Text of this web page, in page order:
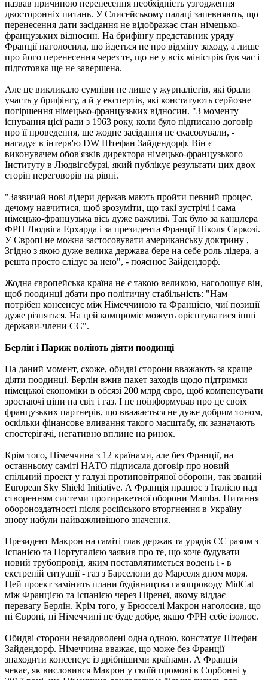
назвав причиною перенесення необхідність узгодження
двосторонніх питань. У Єлисейському палаці запевняють, що
перенесення дати засідання не відображає стан німецько-
французьких відносин. На брифінгу представник уряду
Франції наголосила, що йдеться не про відміну заходу, а лише
про його перенесення через те, що не у всіх міністрів був час і
підготовка ще не завершена.
Але це викликало сумніви не лише у журналістів, які брали
участь у брифінгу, а й у експертів, які констатують серйозне
погіршення німецько-французьких відносин. "З моменту
існування цієї ради з 1963 року, коли було підписано договір
про її проведення, ще жодне засідання не скасовували, -
нагадує в інтерв'ю DW Штефан Зайдендорф. Він є
виконувачем обов'язків директора німецько-французького
Інституту в Людвігсбурзі, який публікує результати цих двох
сторін переговорів на рівні.
"Зазвичай нові лідери держав мають пройти певний процес,
дечому навчитися, щоб зрозуміти, що такі зустрічі і сама
німецько-французька вісь дуже важливі. Так було за канцлера
ФРН Людвіга Ерхарда і за президента Франції Ніколя Саркозі.
У Європі не можна застосовувати американську доктрину ,
Згідно з якою дуже велика держава бере на себе роль лідера, а
решта просто слідує за нею", - пояснює Зайдендорф.
Жодна європейська країна не є такою великою, наголошує він,
щоб поодинці дбати про політичну стабільність: "Нам
потрібен консенсус між Німеччиною та Францією, чиї позиції
дуже різняться. На цей компроміс можуть орієнтуватися інші
держави-члени ЄС".
Берлін і Париж воліють діяти поодинці
На даний момент, схоже, обидві сторони вважають за краще
діяти поодинці. Берлін вжив пакет заходів щодо підтримки
німецької економіки в обсязі 200 млрд євро, щоб компенсувати
зростаючі ціни на світ і газ. І не поінформував про це своїх
французьких партнерів, що вважається не дуже добрим тоном,
оскільки фінансове вливання такого масштабу, як зазначають
спостерігачі, негативно вплине на ринок.
Крім того, Німеччина з 12 країнами, але без Франції, на
останньому саміті НАТО підписала договір про новий
спільний проект у галузі протиповітряної оборони, так званий
European Sky Shield Initiative. А Франція працює з Італією над
створенням системи протиракетної оборони Mamba. Питання
обороноздатності після російського вторгнення в Україну
знову набули найважливішого значення.
Президент Макрон на саміті глав держав та урядів ЄС разом з
Іспанією та Португалією заявив про те, що хоче будувати
новий трубопровід, яким поставлятиметься водень і - в
екстреній ситуації - газ з Барселони до Марселя дном моря.
Цей проект замінить плани будівництва газопроводу MidCat
між Францією та Іспанією через Піренеї, якому віддає
перевагу Берлін. Крім того, у Брюсселі Макрон наголосив, що
ні Європі, ні Німеччині не буде добре, якщо ФРН себе ізолює.
Обидві сторони незадоволені одна одною, констатує Штефан
Зайдендорф. Німеччина вважає, що може без Франції
знаходити консенсус із дрібнішими країнами. А Франція
чекає, як висловився Макрон у своїй промові в Сорбонні у